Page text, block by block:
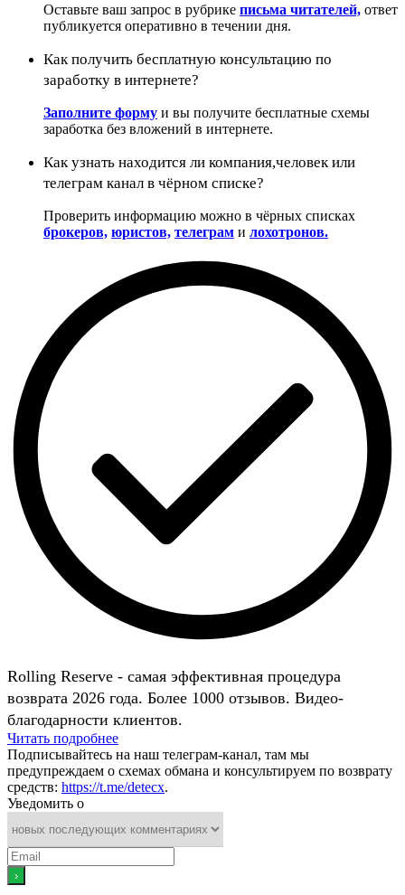
Оставьте ваш запрос в рубрике письма читателей, ответ
публикуется оперативно в течении дня.
Как получить бесплатную консультацию по
заработку в интернете?
Заполните форму и вы получите бесплатные схемы
заработка без вложений в интернете.
Как узнать находится ли компания,человек или
телеграм канал в чёрном списке?
Проверить информацию можно в чёрных списках
брокеров, юристов, телеграм и лохотронов.
Rolling Reserve - самая эффективная процедура
возврата 2026 года. Более 1000 отзывов. Видео-
благодарности клиентов.
Читать подробнее
Подписывайтесь на наш телеграм-канал, там мы
предупреждаем о схемах обмана и консультируем по возврату
средств: https://t.me/detecx.
Уведомить о